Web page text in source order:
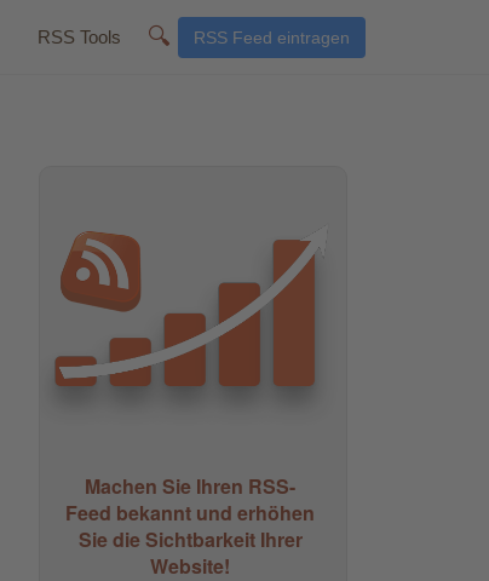
RSS Tools 🔍 RSS Feed eintragen
Machen Sie Ihren RSS-
Feed bekannt und erhöhen
Sie die Sichtbarkeit Ihrer
Website!